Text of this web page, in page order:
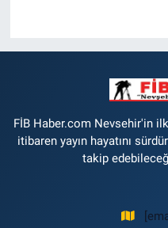
FİB Haber.com Nevsehir'in
itibaren yayın hayatını
takip